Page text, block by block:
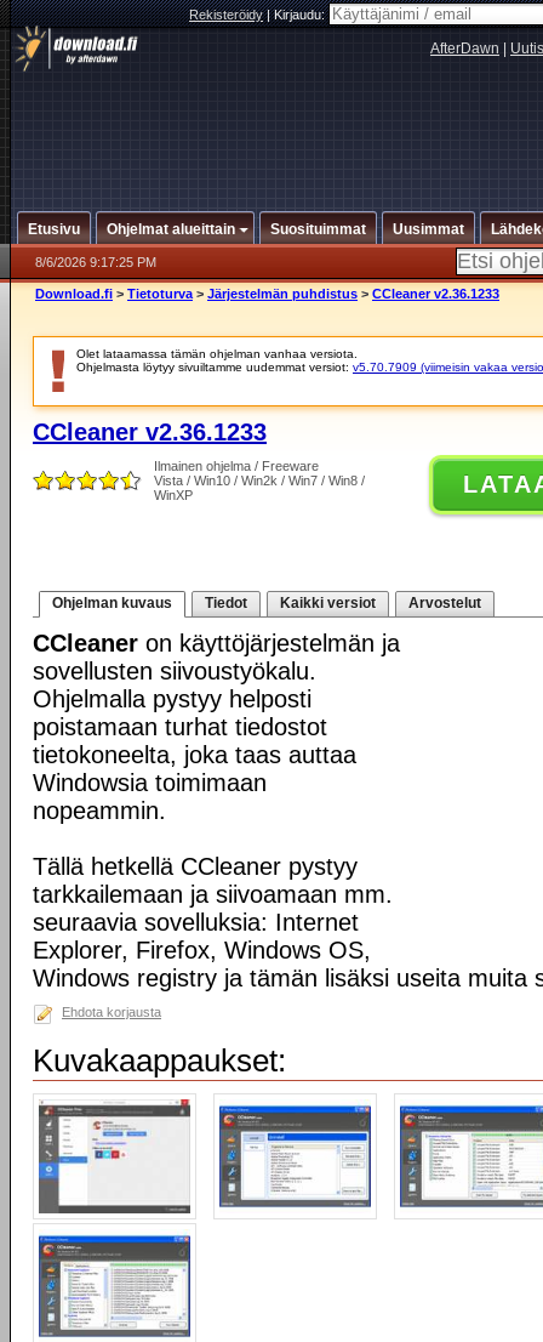
Rekisteröidy|Kirjaudu:
AfterDawn
Etusivu Ohjelmat alueittain Suosituimmat Uusimmat
8/6/2026 9:17:25 PM
Download.fi > Tietoturva > Järjestelmän puhdistus > CCleaner v2.36.1233
Olet lataamassa tämän ohjelman vanhaa versiota.
Ohjelmasta löytyy sivuiltamme uudemmat versiot: v5.70.7909 (viimeisin vakaa
CCleaner v2.36.1233
Ilmainen ohjelma / Freeware
Vista / Win10 / Win2k / Win7 / Win8 /
WinXP
Ohjelman kuvaus Tiedot Kaikki versiot Arvostelut
CCleaner on käyttöjärjestelmän ja
sovellusten siivoustyökalu.
Ohjelmalla pystyy helposti
poistamaan turhat tiedostot
tietokoneelta, joka taas auttaa
Windowsia toimimaan
nopeammin.
Tällä hetkellä CCleaner pystyy
tarkkailemaan ja siivoamaan mm.
seuraavia sovelluksia: Internet
Explorer, Firefox, Windows OS,
Windows registry ja tämän lisäksi useita muita
Ehdota korjausta
Kuvakaappaukset: